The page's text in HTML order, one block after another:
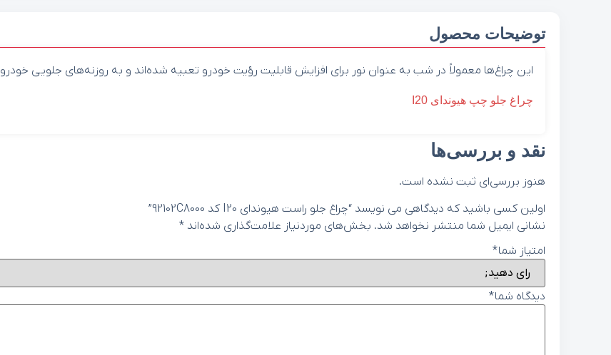
توضیحات محصول
این چراغ‌ها معمولاً در شب به عنوان نور برای افزایش قابلیت رؤیت خودرو تعبیه شده‌اند و به روزنه‌های جلویی خودرو
چراغ جلو چپ هیوندای I20
نقد و بررسی‌ها
هنوز بررسی‌ای ثبت نشده است.
اولین کسی باشید که دیدگاهی می نویسد “چراغ جلو راست هیوندای I20 کد 92102C8000”
نشانی ایمیل شما منتشر نخواهد شد. بخش‌های موردنیاز علامت‌گذاری شده‌اند *
امتیاز شما*
دیدگاه شما*